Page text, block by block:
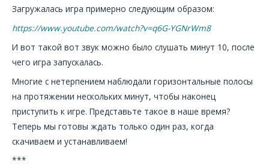
Загружалась игра примерно следующим образом:
https://www.youtube.com/watch?v=q6G-YGNrWm8
И вот такой вот звук можно было слушать минут 10, после
чего игра запускалась.
Многие с нетерпением наблюдали горизонтальные полосы
на протяжении нескольких минут, чтобы наконец
приступить к игре. Представьте такое в наше время?
Теперь мы готовы ждать только один раз, когда
скачиваем и устанавливаем!
***